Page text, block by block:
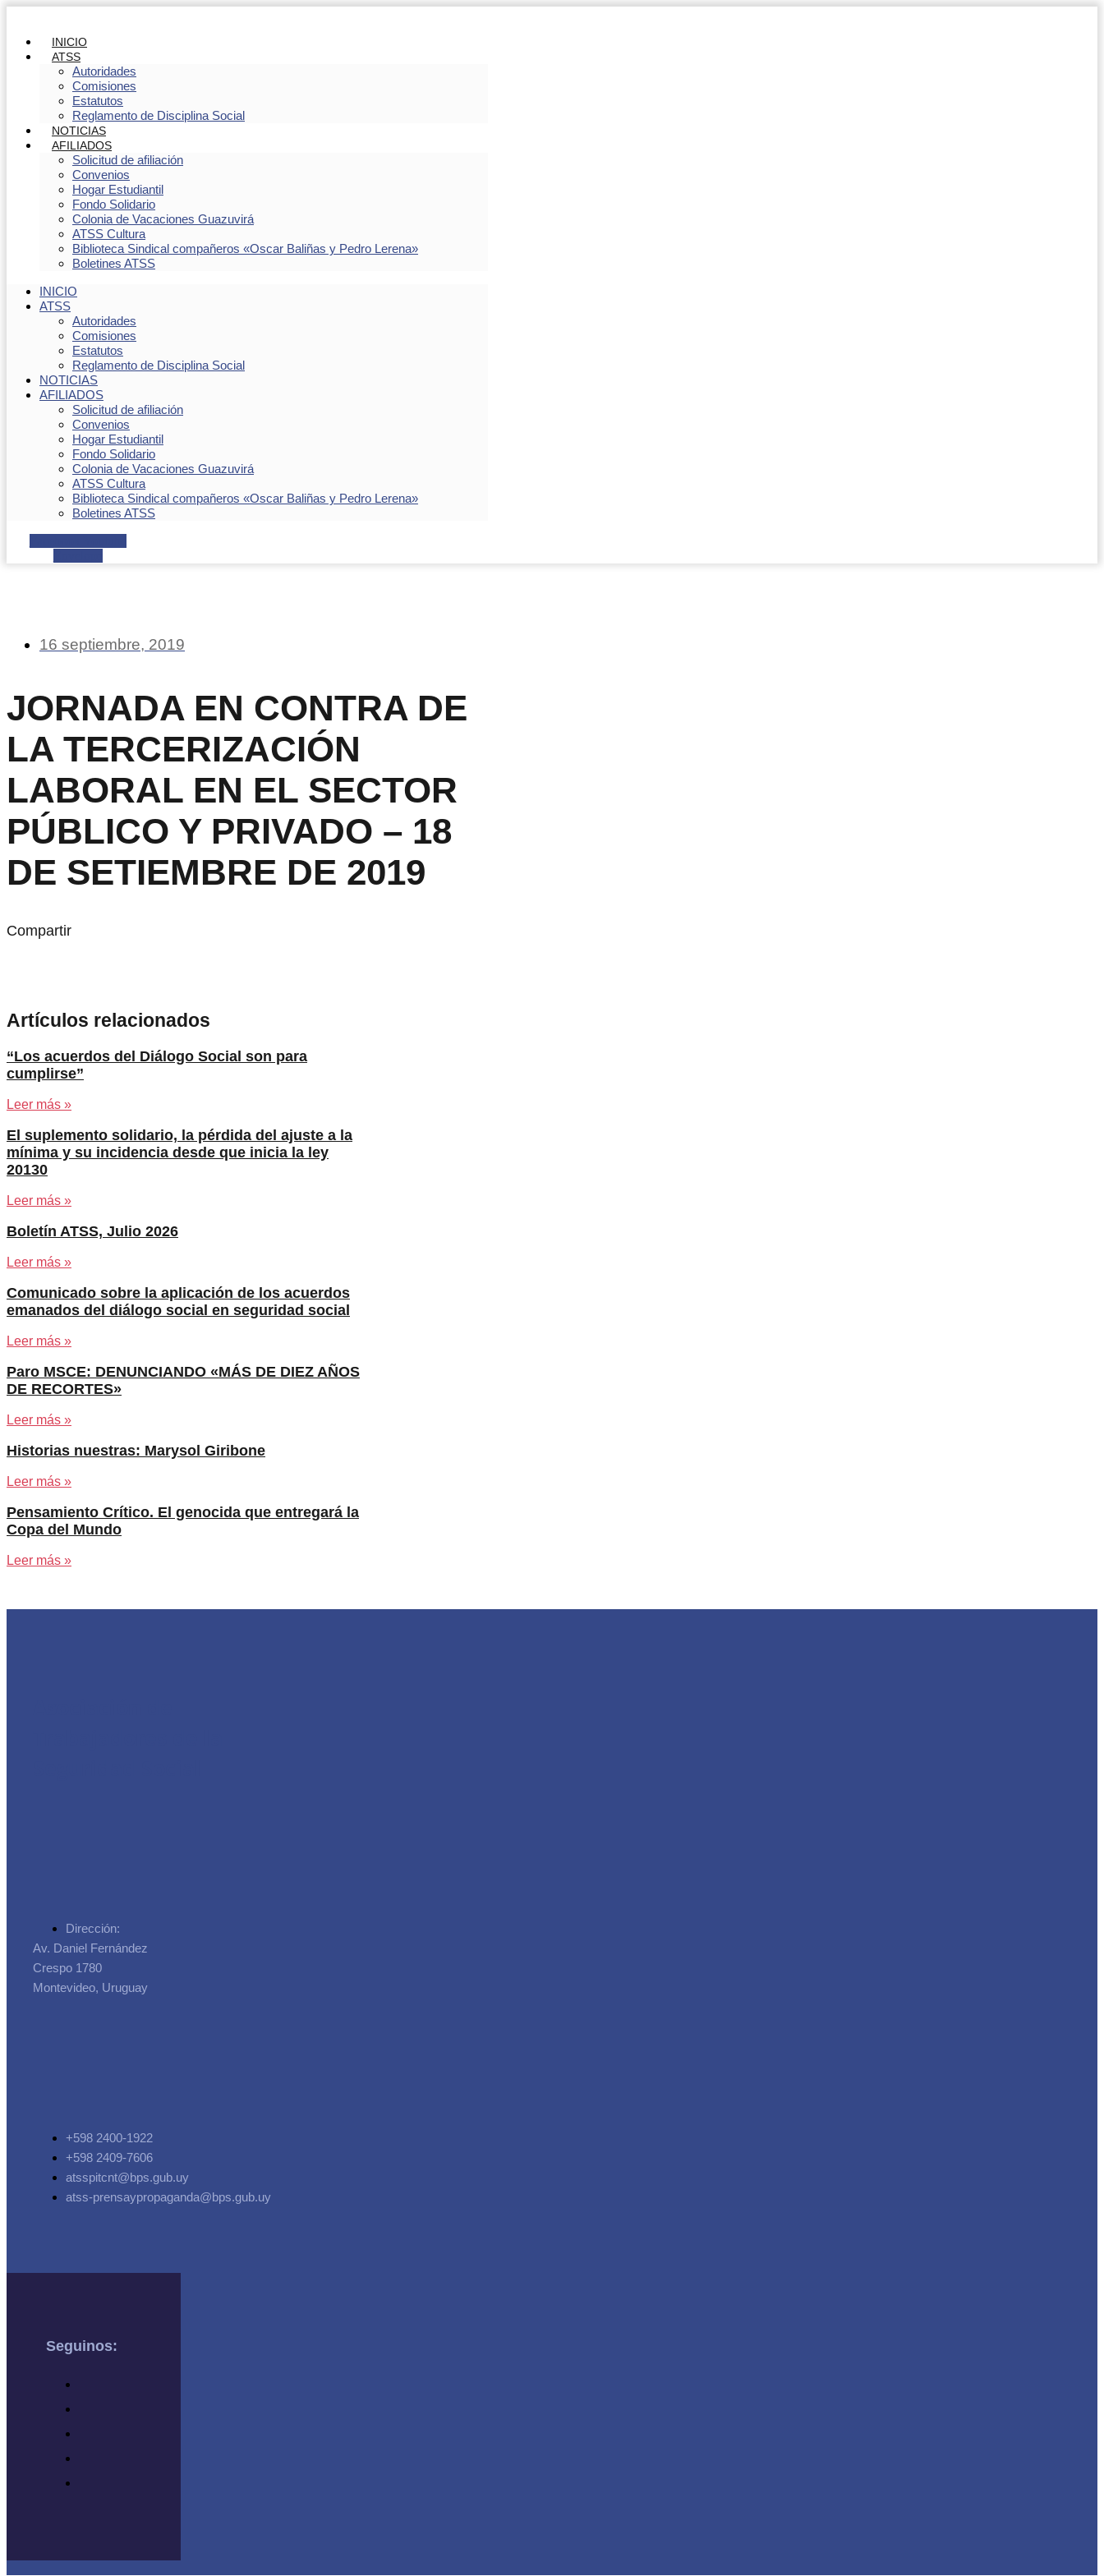
INICIO
ATSS
Autoridades
Comisiones
Estatutos
Reglamento de Disciplina Social
NOTICIAS
AFILIADOS
Solicitud de afiliación
Convenios
Hogar Estudiantil
Fondo Solidario
Colonia de Vacaciones Guazuvirá
ATSS Cultura
Biblioteca Sindical compañeros «Oscar Baliñas y Pedro Lerena»
Boletines ATSS
INICIO
ATSS
Autoridades
Comisiones
Estatutos
Reglamento de Disciplina Social
NOTICIAS
AFILIADOS
Solicitud de afiliación
Convenios
Hogar Estudiantil
Fondo Solidario
Colonia de Vacaciones Guazuvirá
ATSS Cultura
Biblioteca Sindical compañeros «Oscar Baliñas y Pedro Lerena»
Boletines ATSS
16 septiembre, 2019
JORNADA EN CONTRA DE
LA TERCERIZACIÓN
LABORAL EN EL SECTOR
PÚBLICO Y PRIVADO – 18
DE SETIEMBRE DE 2019
Compartir
Artículos relacionados
“Los acuerdos del Diálogo Social son para
cumplirse”
Leer más »
El suplemento solidario, la pérdida del ajuste a la
mínima y su incidencia desde que inicia la ley
20130
Leer más »
Boletín ATSS, Julio 2026
Leer más »
Comunicado sobre la aplicación de los acuerdos
emanados del diálogo social en seguridad social
Leer más »
Paro MSCE: DENUNCIANDO «MÁS DE DIEZ AÑOS
DE RECORTES»
Leer más »
Historias nuestras: Marysol Giribone
Leer más »
Pensamiento Crítico. El genocida que entregará la
Copa del Mundo
Leer más »
Dirección:
Av. Daniel Fernández
Crespo 1780
Montevideo, Uruguay
+598 2400-1922
+598 2409-7606
atsspitcnt@bps.gub.uy
atss-prensaypropaganda@bps.gub.uy
Seguinos: